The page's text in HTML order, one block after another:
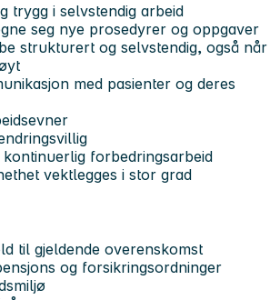
trygg i selvstendig arbeid
seg nye prosedyrer og oppgaver
strukturert og selvstendig, også når
med pasienter og deres
kontinuerlig forbedringsarbeid
vektlegges i stor grad
til gjeldende overenskomst
og forsikringsordninger